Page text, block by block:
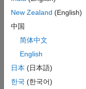
の役割
オブザーバー
New Zealand (English)
中国
简体中文
English
日本 (日本語)
한국 (한국어)